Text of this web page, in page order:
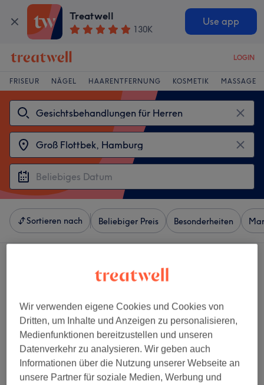
Treatwell
130K
Use app
LOGIN
FRISEUR NÄGEL HAARENTFERNUNG KOSMETIK MASSAGE
Sortieren nach Beliebiger Preis Besonderheiten
gesichtsbehandlungen für herren in der Nähe von Groß Flottbek,
Wir verwenden eigene Cookies und Cookies von
Dritten, um Inhalte und Anzeigen zu personalisieren,
Medienfunktionen bereitzustellen und unseren
Datenverkehr zu analysieren. Wir geben auch
Informationen über die Nutzung unserer Webseite an
unsere Partner für soziale Medien, Werbung und